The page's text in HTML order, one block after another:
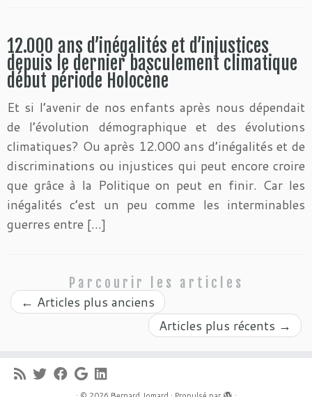
12.000 ans d’inégalités et d’injustices
depuis le dernier basculement climatique
début période Holocène
Et si l’avenir de nos enfants après nous dépendait
de l’évolution démographique et des évolutions
climatiques? Ou après 12.000 ans d’inégalités et de
discriminations ou injustices qui peut encore croire
que grâce à la Politique on peut en finir. Car les
inégalités c’est un peu comme les interminables
guerres entre […]
Parcourir les articles
← Articles plus anciens
Articles plus récents →